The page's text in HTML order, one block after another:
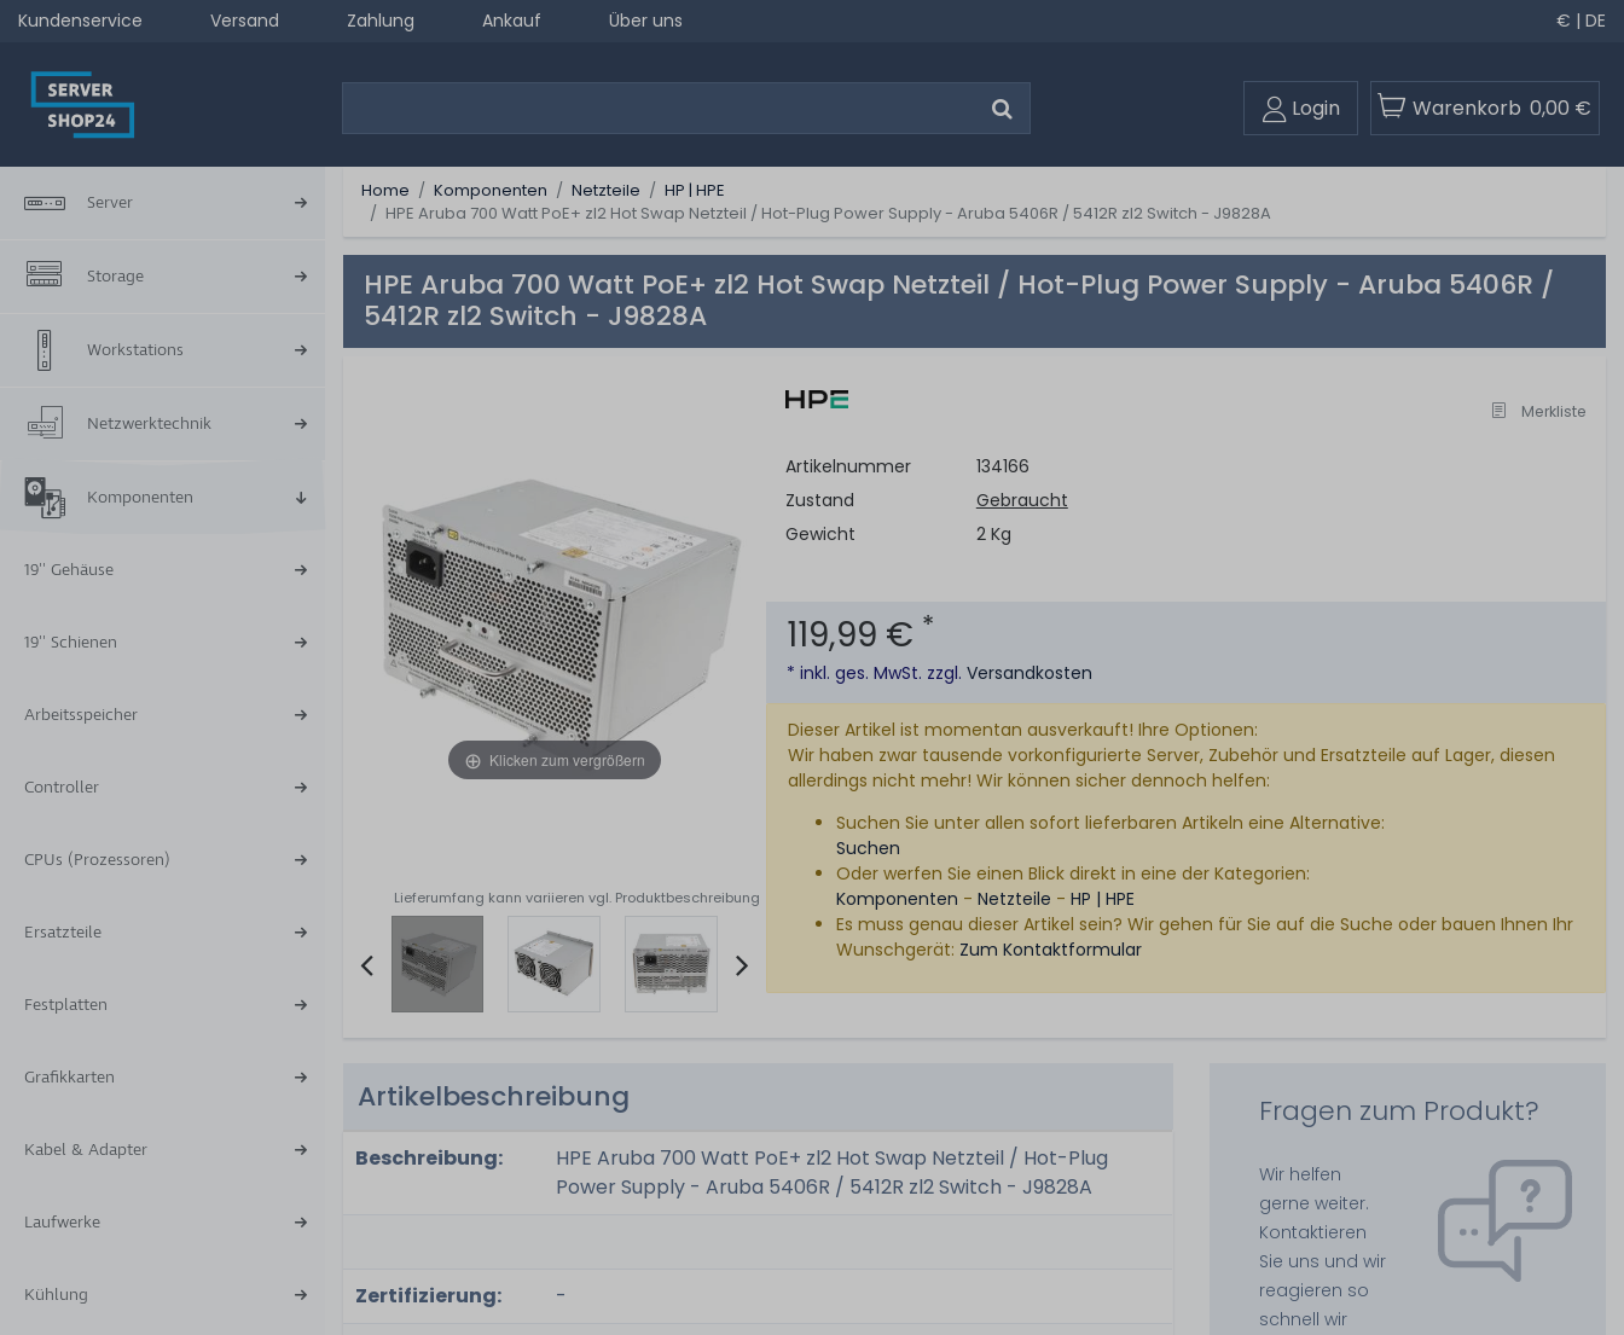
Kundenservice Versand Zahlung Ankauf Über uns € | DE
Login Warenkorb 0,00 €
Server
Storage
Workstations
Netzwerktechnik
Komponenten
19'' Gehäuse
19'' Schienen
Arbeitsspeicher
Controller
CPUs (Prozessoren)
Ersatzteile
Festplatten
Grafikkarten
Kabel & Adapter
Laufwerke
Kühlung
Home Komponenten Netzteile
HP | HPE
HPE Aruba 700 Watt PoE+ zl2 Hot Swap Netzteil / Hot-Plug Power Supply - Aruba 5406R / 5412R zl2 Switch - J9828A
HPE Aruba 700 Watt PoE+ zl2 Hot Swap Netzteil / Hot-Plug Power Supply - Aruba 5406R /
5412R zl2 Switch - J9828A
Klicken zum vergrößern
Lieferumfang kann variieren vgl. Produktbeschreibung
4
Merkliste
Artikelnummer
134166
Zustand
Gebraucht
Gewicht
2 Kg
119,99 € *
* inkl. ges. MwSt. zzgl.Versandkosten
Dieser Artikel ist momentan ausverkauft! Ihre Optionen:
Wir haben zwar tausende vorkonfigurierte Server, Zubehör und Ersatzteile auf Lager, diesen
allerdings nicht mehr! Wir können sicher dennoch helfen:
Suchen Sie unter allen sofort lieferbaren Artikeln eine Alternative:
Suchen
Oder werfen Sie einen Blick direkt in eine der Kategorien:
Komponenten -Netzteile -HP | HPE
Es muss genau dieser Artikel sein? Wir gehen für Sie auf die Suche oder bauen Ihnen Ihr
Wunschgerät: Zum Kontaktformular
Artikelbeschreibung
Beschreibung:
HPE Aruba 700 Watt PoE+ zl2 Hot Swap Netzteil / Hot-Plug
Power Supply - Aruba 5406R / 5412R zl2 Switch - J9828A
Zertifizierung:
-
Fragen zum Produkt?
Wir helfen
gerne weiter.
Kontaktieren
Sie uns und wir
reagieren so
schnell wir